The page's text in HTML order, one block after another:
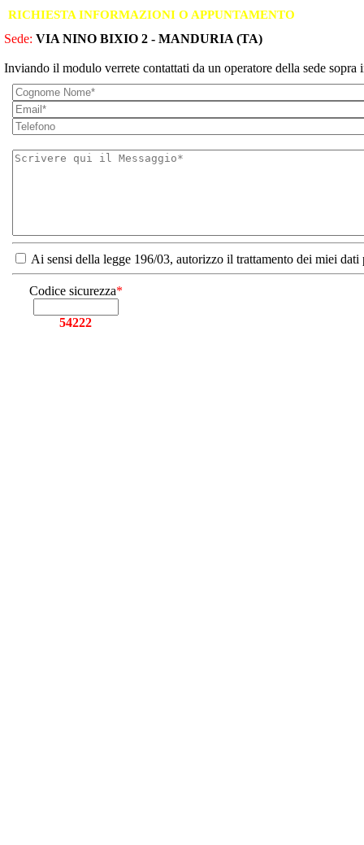
RICHIESTA INFORMAZIONI O APPUNTAMENTO
Sede: VIA NINO BIXIO 2 - MANDURIA (TA)
Inviando il modulo verrete contattati da un operatore della sede sopra
Ai sensi della legge 196/03, autorizzo il trattamento dei miei
Codice sicurezza*
54222